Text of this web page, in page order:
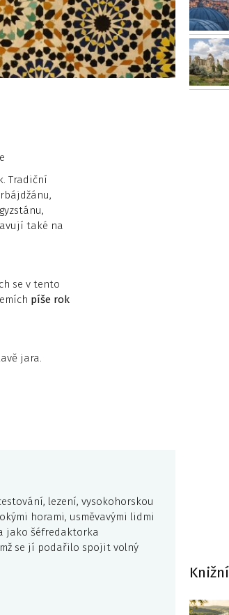
Tradiční
také na
se v tento
píše rok
jara.
lezení, vysokohorskou
horami, usměvavými lidmi
jako šéfredaktorka
se jí podařilo spojit volný